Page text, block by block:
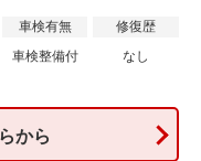
車検有無
車検整備付
修復歴
なし
から